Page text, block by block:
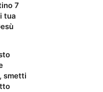
7
tua
smetti